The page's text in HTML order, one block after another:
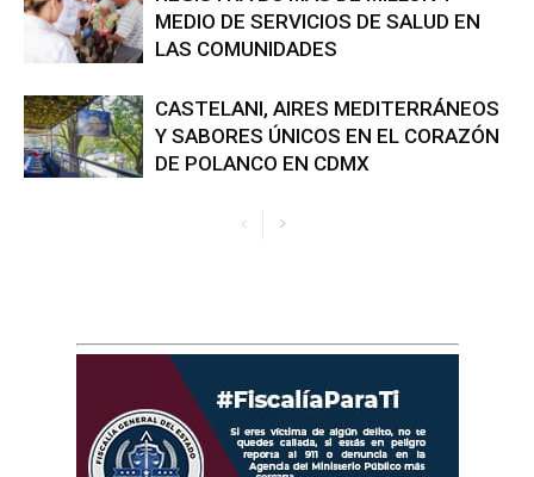
MEDIO DE SERVICIOS DE SALUD EN
LAS COMUNIDADES
CASTELANI, AIRES MEDITERRÁNEOS
Y SABORES ÚNICOS EN EL CORAZÓN
DE POLANCO EN CDMX